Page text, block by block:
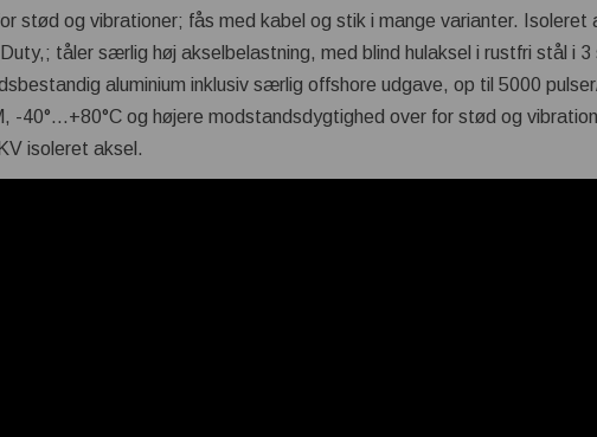
stød og vibrationer; fås med kabel og stik i mange varianter. Isoleret
tåler særlig høj akselbelastning, med blind hulaksel i rustfri stål i 3
aluminium inklusiv særlig offshore udgave, op til 5000
-40°…+80°C og højere modstandsdygtighed over for stød og
isoleret aksel.